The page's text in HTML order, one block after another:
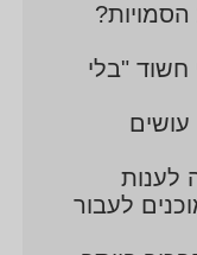
חשוד "בלי
לענות
לעבור